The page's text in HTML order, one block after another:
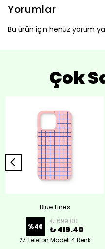
Yorumlar
Bu ürün için henüz yorum
Çok
Blue Lines
%40
₺ 699.00
₺ 419.40
27 Telefon Modeli 4 Renk